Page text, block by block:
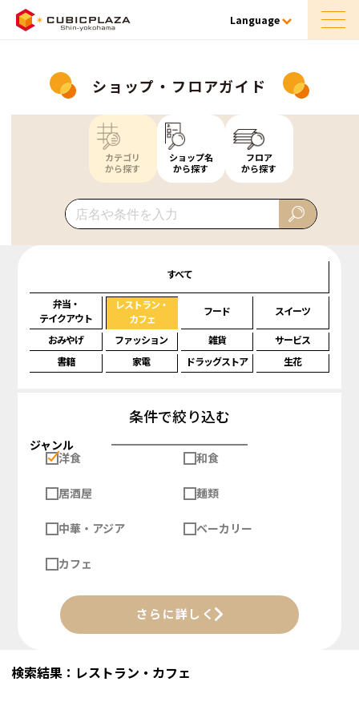
Language
ショップ・フロアガイド
カテゴリ
から探す
ショップ名
から探す
フロア
から探す
すべて
弁当・
テイクアウト
レストラン・
カフェ
フード スイーツ
おみやげ ファッション 雑貨
サービス
書籍
家電 ドラッグストア 生花
条件で絞り込む
ジャンル
洋食
和食
居酒屋 麺類
中華・アジア ベーカリー
カフェ
さらに詳しく
検索結果：レストラン・カフェ